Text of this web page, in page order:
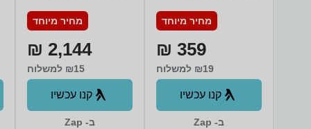
Z8350 64GB Emmc
4GB 10.1"
TOUCHSCREEiView
Intel Quad Core
Cherry Trail Z8350
64GB Emmc 4GB
10.1" (1280x800)
TOUCHSCREE
מחיר מיוחד
359 ₪
₪19 למשלוח
קנו עכשיו
ב- Zap
inch 128GB בצבע
מחיר מיוחד
2,144 ₪
₪15 למשלוח
קנו עכשיו
ב- Zap